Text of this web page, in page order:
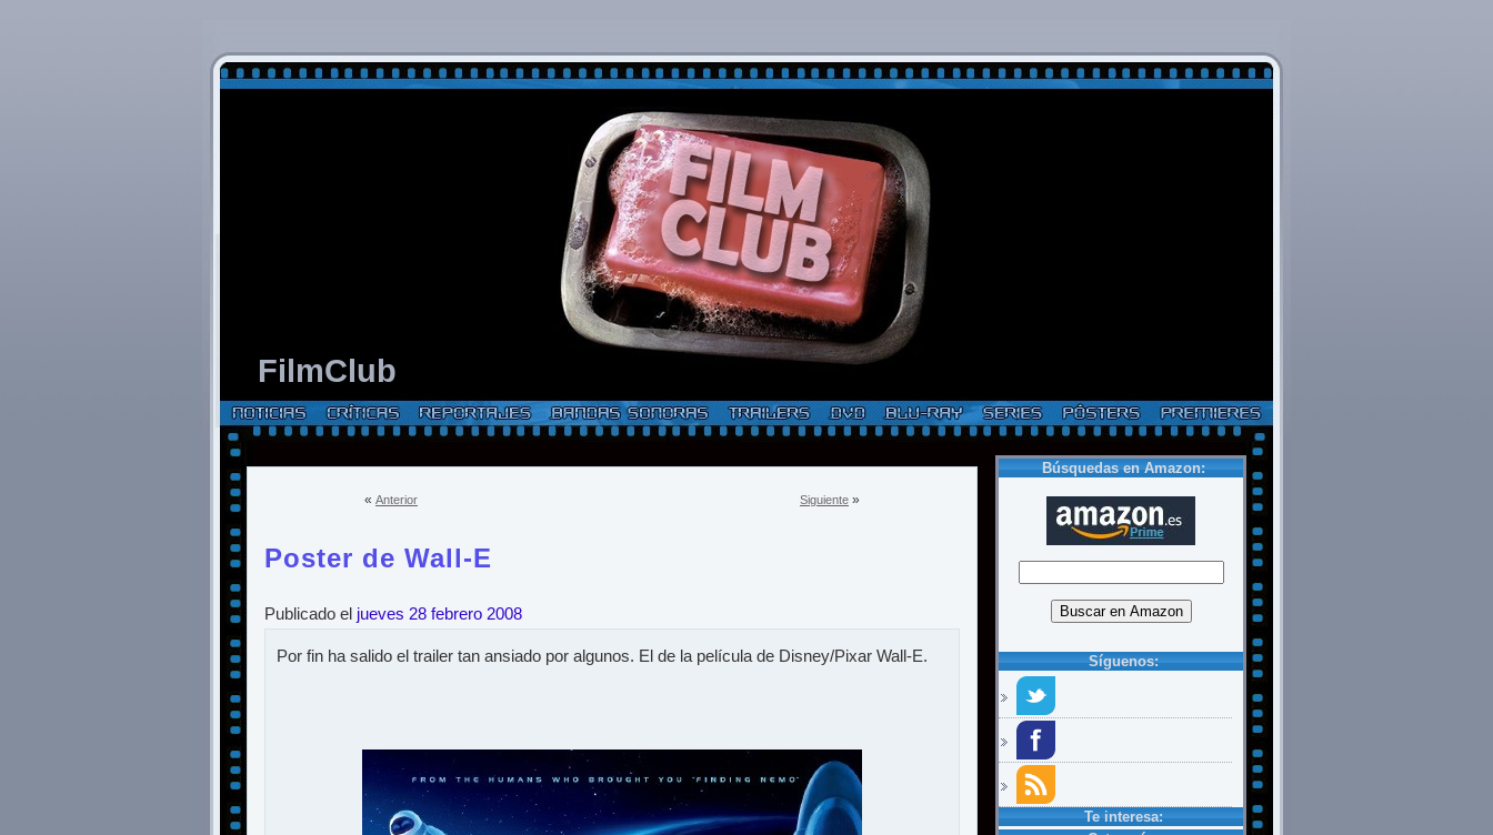
FilmClub
Búsquedas en Amazon:
Síguenos:
Te interesa:
Siguiente »
« Anterior
Poster de Wall-E
Publicado el jueves 28 febrero 2008
Por fin ha salido el trailer tan ansiado por algunos. El de la película de Disney/Pixar Wall-E.